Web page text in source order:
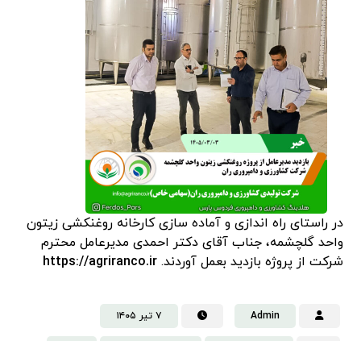
در راستای راه اندازی و آماده سازی کارخانه روغنکشی زیتون
واحد گلچشمه، جناب آقای دکتر احمدی مدیرعامل محترم
شرکت از پروژه بازدید بعمل آوردند.https://agriranco.ir
Admin ۷ تیر ۱۴۰۵